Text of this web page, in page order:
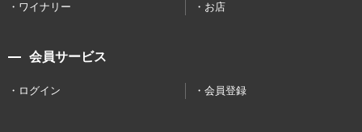
ワイナリー お店
会員サービス
ログイン 会員登録